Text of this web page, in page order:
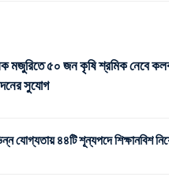
মজুরিতে ৫০ জন কৃষি শ্রমিক নেবে
সুযোগ
যোগ্যতায় ৪৪টি শূন্যপদে শিক্ষানবিশ